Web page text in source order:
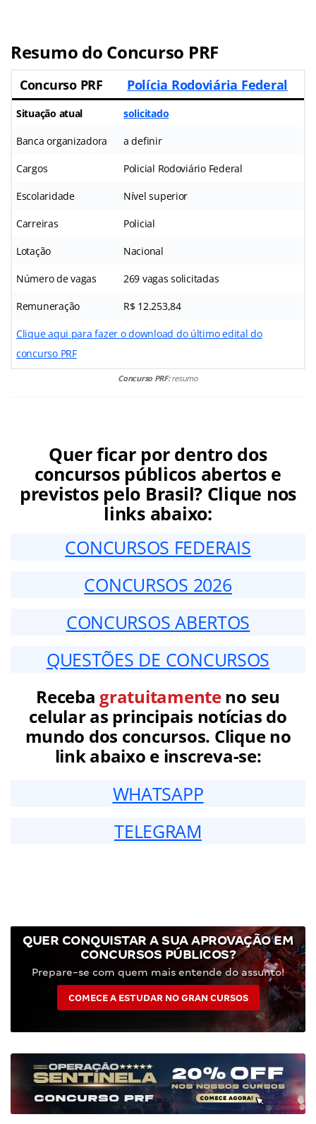
Resumo do Concurso PRF
Concurso PRF Polícia Rodoviária Federal
Situação atual solicitado
Banca organizadora a definir
Cargos Policial Rodoviário Federal
Escolaridade Nível superior
Carreiras Policial
Lotação Nacional
Número de vagas 269 vagas solicitadas
Remuneração R$ 12.253,84
Clique aqui para fazer o download do último edital do
concurso PRF
Concurso PRF:resumo
Quer ficar por dentro dos
concursos públicos abertos e
previstos pelo Brasil? Clique nos
links abaixo:
CONCURSOS FEDERAIS
CONCURSOS 2026
CONCURSOS ABERTOS
QUESTÕES DE CONCURSOS
Receba gratuitamenteno seu
celular as principais notícias do
mundo dos concursos. Clique no
link abaixo e inscreva-se:
WHATSAPP
TELEGRAM
QUER CONQUISTAR A SUA APROVAÇÃO EM
CONCURSOS PÚBLICOS?
Prepare-se com quem mais entende do assunto!
COMECE A ESTUDAR NO GRAN CURSOS